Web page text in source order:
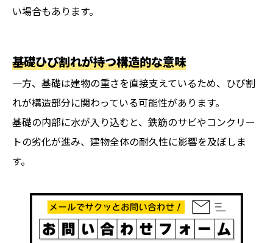
い場合もあります。
基礎ひび割れが持つ構造的な意味
一方、基礎は建物の重さを直接支えているため、ひび割
れが構造部分に関わっている可能性があります。
基礎の内部に水が入り込むと、鉄筋のサビやコンクリー
トの劣化が進み、建物全体の耐久性に影響を及ぼしま
す。